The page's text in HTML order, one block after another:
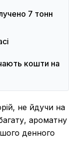
7 тонн
кошти на
не йдучи на
ароматну
денного